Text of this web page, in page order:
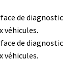
de diagnostic
véhicules.
de diagnostic
véhicules.